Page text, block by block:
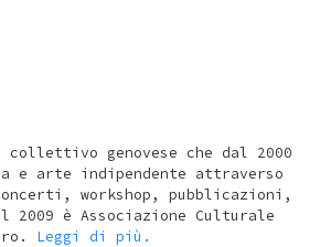
collettivo genovese che dal 2000
e arte indipendente attraverso
workshop, pubblicazioni,
2009 è Associazione Culturale
Leggi di più.